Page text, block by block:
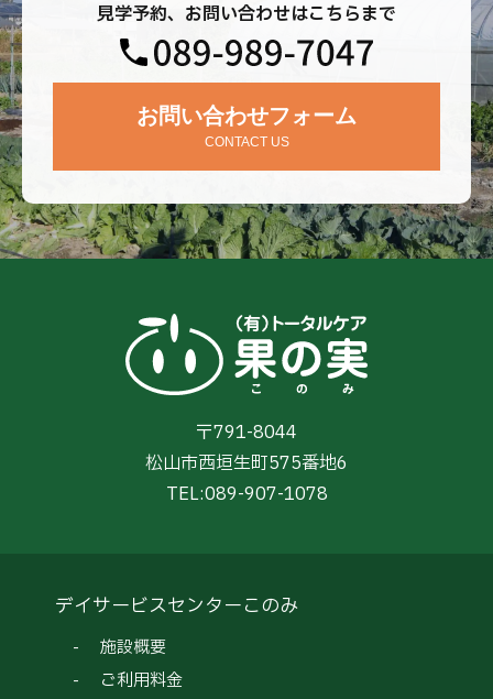
見学予約、お問い合わせはこちらまで
お問い合わせフォーム
CONTACT US
〒791-8044
松山市西垣生町575番地6
TEL:089-907-1078
デイサービスセンターこのみ
施設概要
ご利用料金